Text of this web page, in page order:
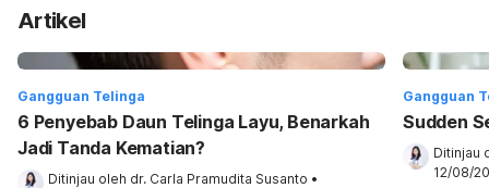
Artikel
Gangguan Telinga
6 Penyebab Daun Telinga Layu, Benarkah
Jadi Tanda Kematian?
Ditinjau oleh dr. Carla Pramudita Susanto •
Gangguan
Sudden
Ditinjau
12/08/